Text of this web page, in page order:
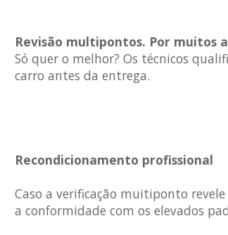
Revisão multipontos. Por muitos
Só quer o melhor? Os técnicos
carro antes da entrega.
Recondicionamento profissional
Caso a verificação muitiponto
a conformidade com os elevados